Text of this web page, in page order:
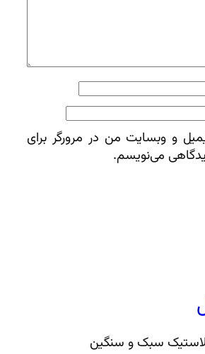
و وبسایت من در مرورگر برای
می‌نویسم.
سبک و سنگین